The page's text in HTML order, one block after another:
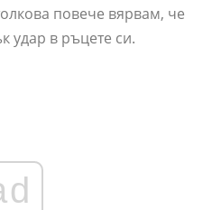
повече вярвам, че
в ръцете си.